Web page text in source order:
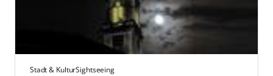
Stadt & KulturSightseeing